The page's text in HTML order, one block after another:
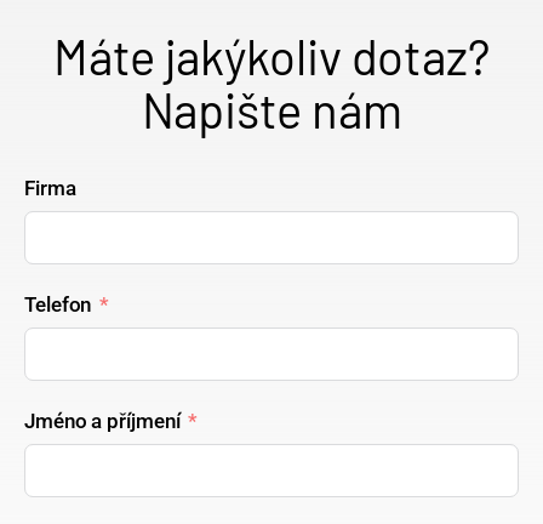
Máte jakýkoliv dotaz?
Napište nám
Firma
Telefon
Jméno a příjmení